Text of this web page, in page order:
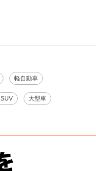
軽自動車
SUV 大型車